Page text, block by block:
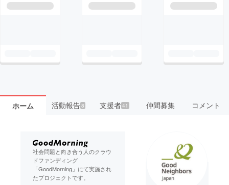
ホーム 活動報告8 支援者41 仲間募集 コメント
社会問題と向き合う人のクラウ
ドファンディング
「GoodMorning」にて実施され
たプロジェクトです。